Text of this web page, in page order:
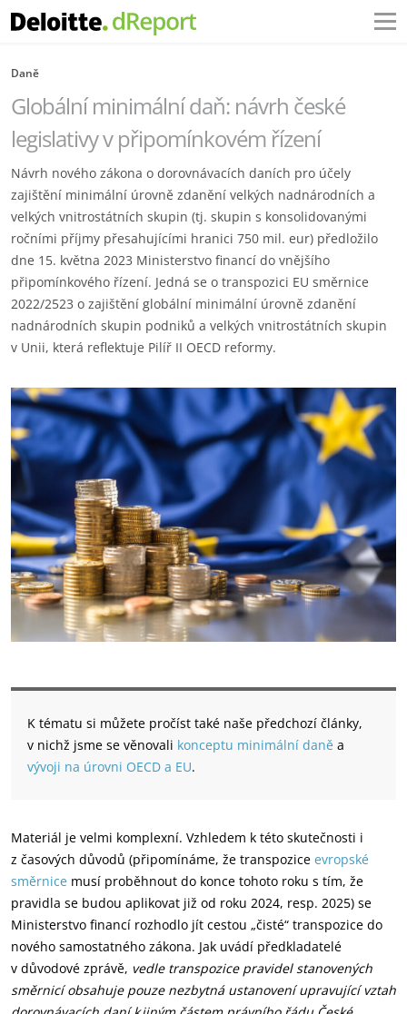
Daně
Globální minimální daň: návrh české
legislativy v připomínkovém řízení
Návrh nového zákona o dorovnávacích daních pro účely
zajištění minimální úrovně zdanění velkých nadnárodních a
velkých vnitrostátních skupin (tj. skupin s konsolidovanými
ročními příjmy přesahujícími hranici 750 mil. eur) předložilo
dne 15. května 2023 Ministerstvo financí do vnějšího
připomínkového řízení. Jedná se o transpozici EU směrnice
2022/2523 o zajištění globální minimální úrovně zdanění
nadnárodních skupin podniků a velkých vnitrostátních skupin
v Unii, která reflektuje Pilíř II OECD reformy.
K tématu si můžete pročíst také naše předchozí články,
v nichž jsme se věnovali konceptu minimální daně a
vývoji na úrovni OECD a EU.
Materiál je velmi komplexní. Vzhledem k této skutečnosti i
z časových důvodů (připomínáme, že transpozice evropské
směrnice musí proběhnout do konce tohoto roku s tím, že
pravidla se budou aplikovat již od roku 2024, resp. 2025) se
Ministerstvo financí rozhodlo jít cestou „čisté“ transpozice do
nového samostatného zákona. Jak uvádí předkladatelé
v důvodové zprávě, vedle transpozice pravidel stanovených
směrnicí obsahuje pouze nezbytná ustanovení upravující vztah